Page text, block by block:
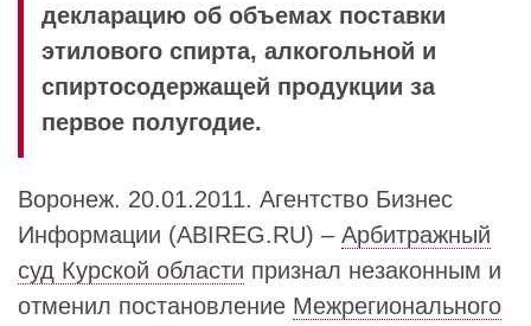
декларацию об объемах поставки
этилового спирта, алкогольной и
спиртосодержащей продукции за
первое полугодие.
Воронеж. 20.01.2011. Агентство Бизнес
Информации (ABIREG.RU) – Арбитражный
суд Курской области признал незаконным и
отменил постановление Межрегионального